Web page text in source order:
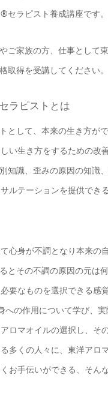
ラピスト養成講座です。
ご家族の方、仕事として
得を受講してください。
ラピストとは
として、本来の生き方が
い生き方をするための改
知識、歪みの原因の知識
ルテーションを提供でき
心身が不調となり本来の
その不調の原因の元は
要なものを選択できる感
の作用について学び、実
ロマオイルの選択し、そ
多くの人々に、東洋アロ
お手伝いができる、そん